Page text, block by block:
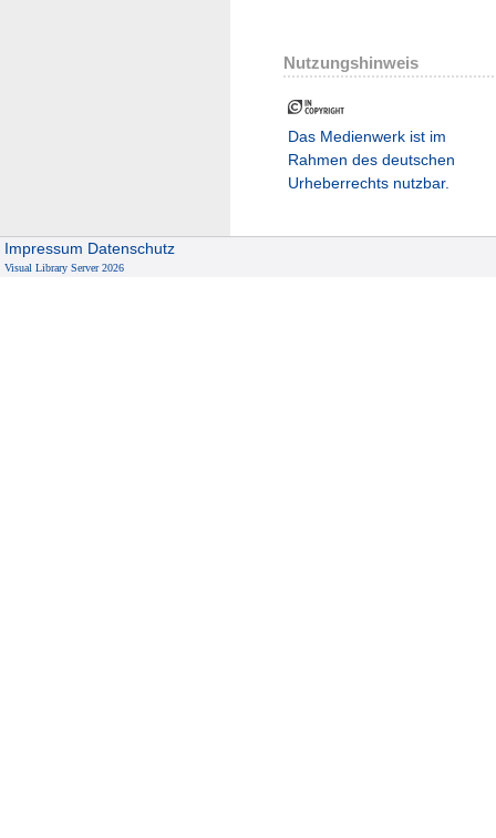
Nutzungshinweis
Das Medienwerk ist im
Rahmen des deutschen
Urheberrechts nutzbar.
Impressum Datenschutz
Visual Library Server 2026